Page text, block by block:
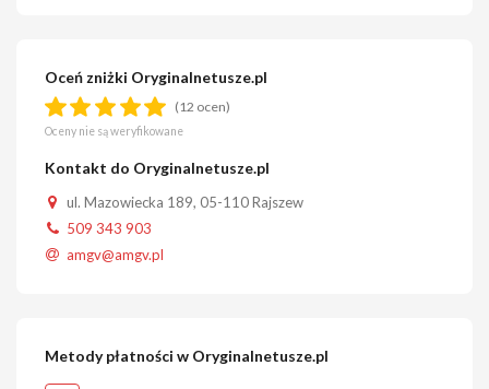
Oceń zniżki Oryginalnetusze.pl
(12 ocen)
Oceny nie są weryfikowane
Kontakt do Oryginalnetusze.pl
ul. Mazowiecka 189, 05-110 Rajszew
509 343 903
amgv@amgv.pl
Metody płatności w Oryginalnetusze.pl